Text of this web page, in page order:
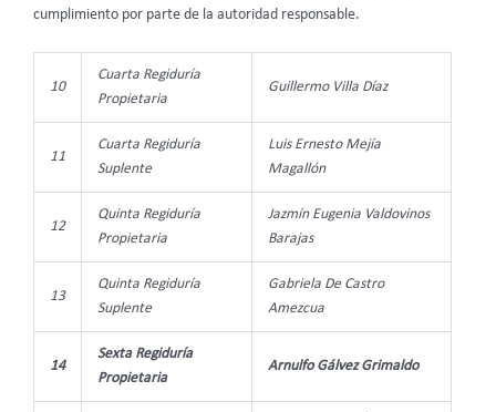
cumplimiento por parte de la autoridad responsable.
10
Cuarta Regiduría
Propietaria
Guillermo Villa Díaz
11
Cuarta Regiduría
Suplente
Luis Ernesto Mejía
Magallón
12
Quinta Regiduría
Propietaria
Jazmín Eugenia Valdovinos
Barajas
13
Quinta Regiduría
Suplente
Gabriela De Castro
Amezcua
14
Sexta Regiduría
Propietaria
Arnulfo Gálvez Grimaldo